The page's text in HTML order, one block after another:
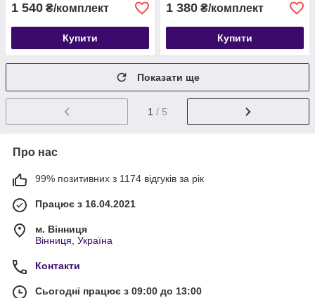
1 540 ₴/комплект
Купити
1 380 ₴/комплект
Купити
Показати ще
1 / 5
Про нас
99% позитивних з 1174 відгуків за рік
Працює з 16.04.2021
м. Вінниця
Вінниця, Україна
Контакти
Сьогодні працює з 09:00 до 13:00